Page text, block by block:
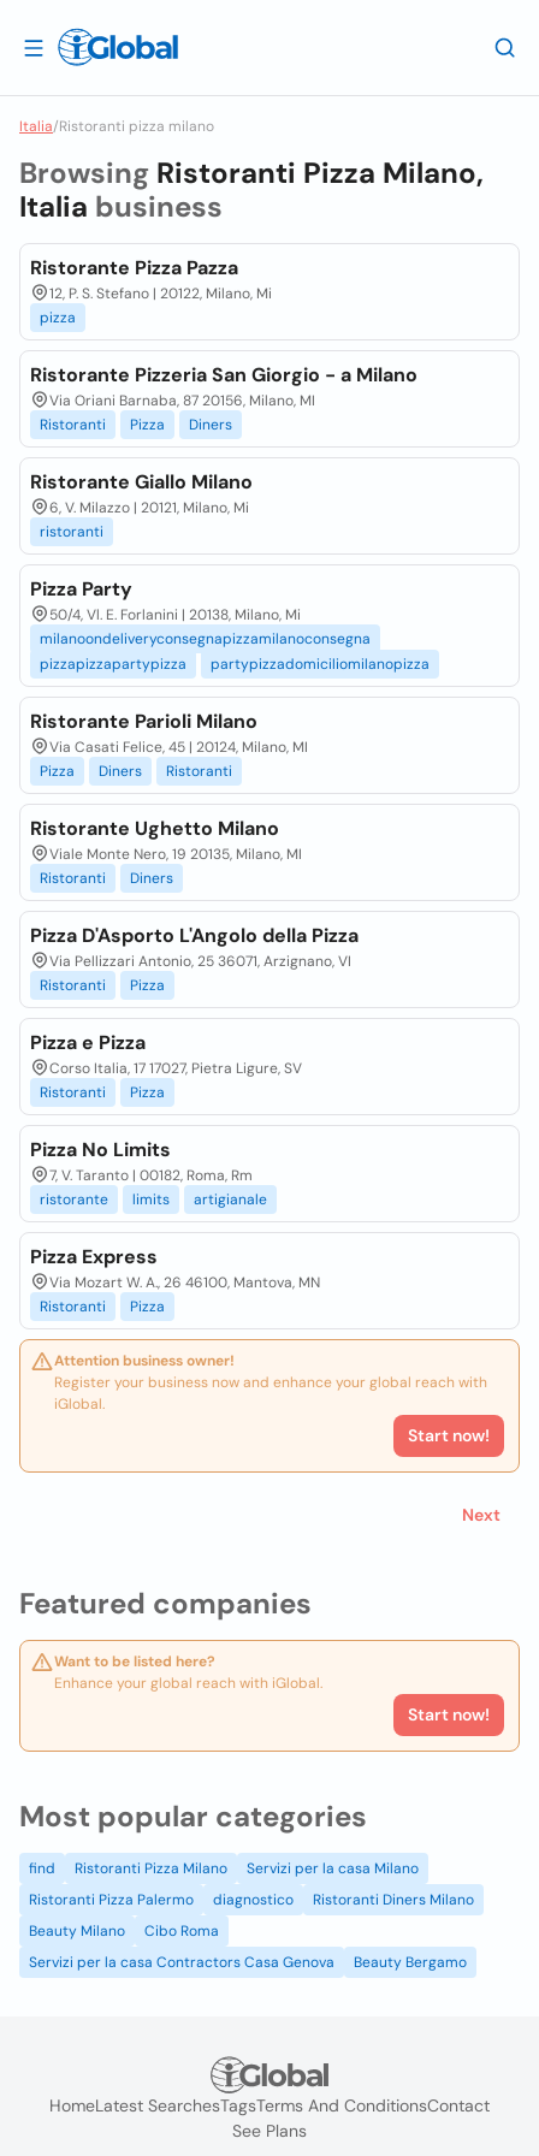
Italia/Ristoranti pizza milano
Featured companies
Want to be listed here?
Enhance your global reach with iGlobal.
Start now!
Browsing Ristoranti Pizza Milano,
Italia business
Ristorante Pizza Pazza
12, P. S. Stefano | 20122, Milano, Mi
pizza
Ristorante Pizzeria San Giorgio - a Milano
Via Oriani Barnaba, 87 20156, Milano, MI
Ristoranti
Pizza Diners
Ristorante Giallo Milano
6, V. Milazzo | 20121, Milano, Mi
ristoranti
Pizza Party
50/4, Vl. E. Forlanini | 20138, Milano, Mi
milanoondeliveryconsegnapizzamilanoconsegna
pizzapizzapartypizza
partypizzadomiciliomilanopizza
Ristorante Parioli Milano
Via Casati Felice, 45 | 20124, Milano, MI
Pizza
Diners Ristoranti
Ristorante Ughetto Milano
Viale Monte Nero, 19 20135, Milano, MI
Ristoranti
Diners
Pizza D'Asporto L'Angolo della Pizza
Via Pellizzari Antonio, 25 36071, Arzignano, VI
Ristoranti
Pizza
Pizza e Pizza
Corso Italia, 17 17027, Pietra Ligure, SV
Ristoranti
Pizza
Pizza No Limits
7, V. Taranto | 00182, Roma, Rm
ristorante
limits artigianale
Pizza Express
Via Mozart W. A., 26 46100, Mantova, MN
Ristoranti
Pizza
Attention business owner!
Register your business now and enhance your global reach with
iGlobal.
Start now!
Next
Most popular categories
find Ristoranti Pizza Milano
Servizi per la casa Milano
Ristoranti Pizza Palermo
diagnostico
Ristoranti Diners Milano
Beauty Milano
Cibo Roma
Servizi per la casa Contractors Casa Genova
Beauty Bergamo
HomeLatest SearchesTagsTerms And ConditionsContact
See Plans